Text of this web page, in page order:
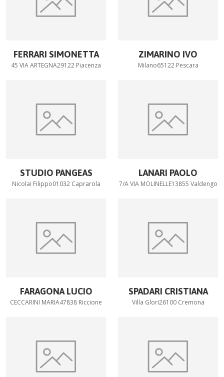
FERRARI SIMONETTA
45 VIA ARTEGNA29122 Piacenza
ZIMARINO IVO
Milano65122 Pescara
STUDIO PANGEAS
Nicolai Filippo01032 Caprarola
LANARI PAOLO
7/A VIA MOLINELLE13855 Valdengo
FARAGONA LUCIO
CECCARINI MARIA47838 Riccione
SPADARI CRISTIANA
Villa Glori26100 Cremona